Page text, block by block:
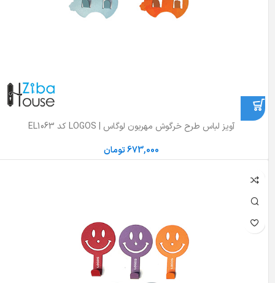
آویز لباس طرح خرگوش مهربون لوگاس | LOGOS کد EL1063
673,000تومان